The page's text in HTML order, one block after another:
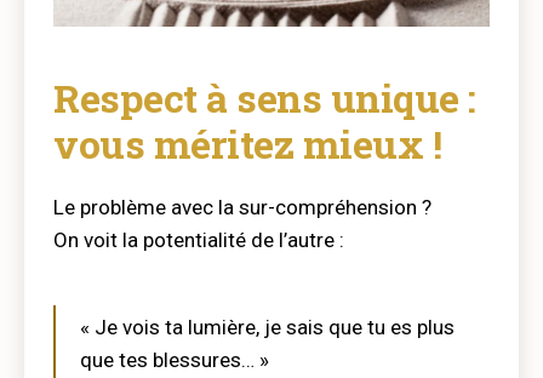
Respect à sens unique :
vous méritez mieux !
Le problème avec la sur-compréhension ?
On voit la potentialité de l’autre :
« Je vois ta lumière, je sais que tu es plus
que tes blessures… »